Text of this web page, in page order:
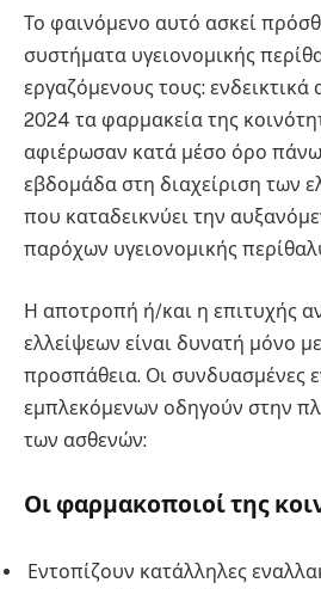
Το φαινόμενο αυτό ασκεί
συστήματα υγειονομικής
εργαζόμενους τους: ενδεικτικά
2024 τα φαρμακεία της
αφιέρωσαν κατά μέσο όρο
εβδομάδα στη διαχείριση των
που καταδεικνύει την
παρόχων υγειονομικής
Η αποτροπή ή/και η επιτυχής
ελλείψεων είναι δυνατή μόνο
προσπάθεια. Οι συνδυασμένες
εμπλεκόμενων οδηγούν στην
των ασθενών:
Οι φαρμακοποιοί της
Εντοπίζουν κατάλληλες